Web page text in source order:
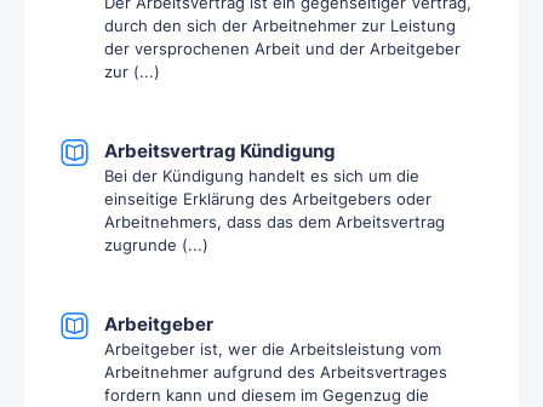
durch den sich der Arbeitnehmer zur Leistung
der versprochenen Arbeit und der Arbeitgeber
zur (...)
Arbeitsvertrag Kündigung
Bei der Kündigung handelt es sich um die
einseitige Erklärung des Arbeitgebers oder
Arbeitnehmers, dass das dem Arbeitsvertrag
zugrunde (...)
Arbeitgeber
Arbeitgeber ist, wer die Arbeitsleistung vom
Arbeitnehmer aufgrund des Arbeitsvertrages
fordern kann und diesem im Gegenzug die